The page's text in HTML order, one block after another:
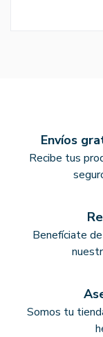
Envíos
Recibe tus
Benefíciate
Somos tu